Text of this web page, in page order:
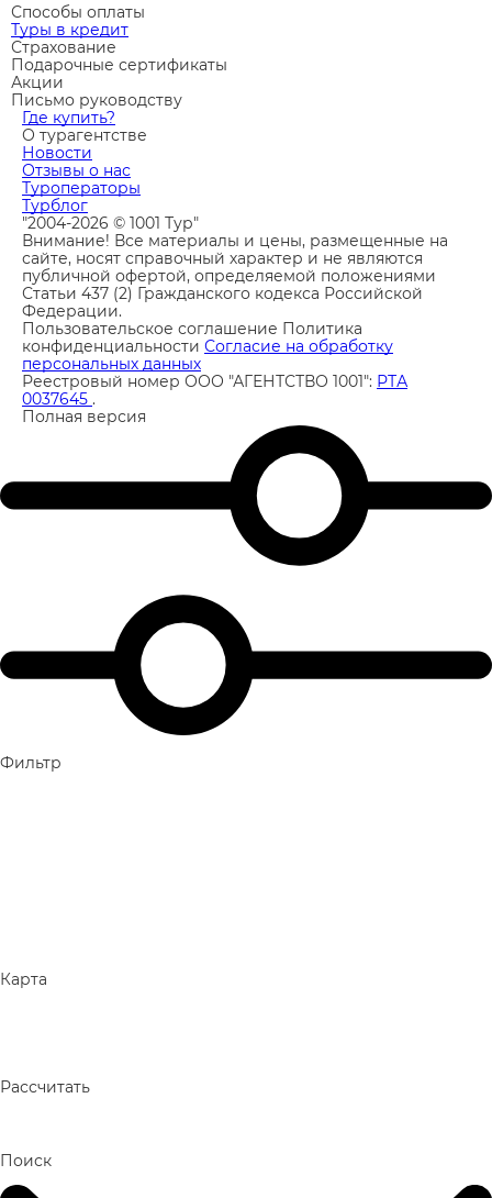
Способы оплаты
Туры в кредит
Страхование
Подарочные сертификаты
Акции
Письмо руководству
Где купить?
О турагентстве
Новости
Отзывы о нас
Туроператоры
Турблог
"2004-2026 © 1001 Тур"
Внимание! Все материалы и цены, размещенные на
сайте, носят справочный характер и не являются
публичной офертой, определяемой положениями
Статьи 437 (2) Гражданского кодекса Российской
Федерации.
Пользовательское соглашение Политика
конфиденциальности Согласие на обработку
персональных данных
Реестровый номер ООО "АГЕНТСТВО 1001": РТА
0037645 .
Полная версия
Фильтр
Карта
Рассчитать
Поиск